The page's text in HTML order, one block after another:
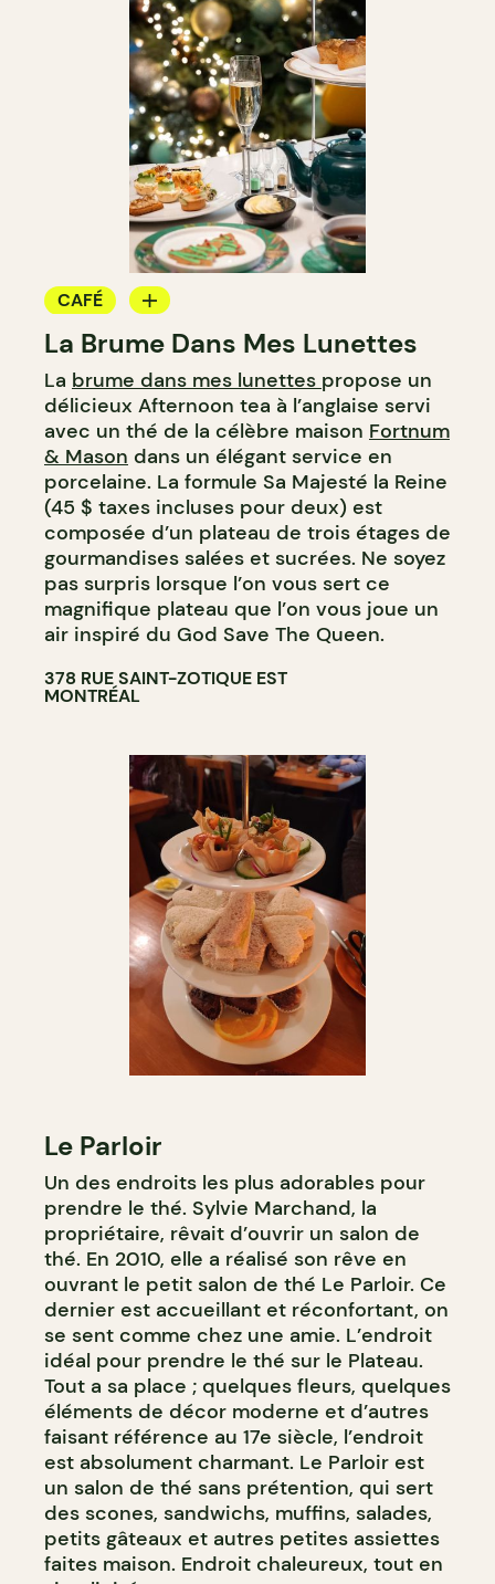
CAFÉ
SALON DE THÉ
COMPTOIR
La Brume Dans Mes Lunettes
La brume dans mes lunettes propose un
délicieux Afternoon tea à l’anglaise servi
avec un thé de la célèbre maison Fortnum
& Mason dans un élégant service en
porcelaine. La formule Sa Majesté la Reine
(45 $ taxes incluses pour deux) est
composée d’un plateau de trois étages de
gourmandises salées et sucrées. Ne soyez
pas surpris lorsque l’on vous sert ce
magnifique plateau que l’on vous joue un
air inspiré du God Save The Queen.
378 RUE SAINT-ZOTIQUE EST
MONTRÉAL
Le Parloir
Un des endroits les plus adorables pour
prendre le thé. Sylvie Marchand, la
propriétaire, rêvait d’ouvrir un salon de
thé. En 2010, elle a réalisé son rêve en
ouvrant le petit salon de thé Le Parloir. Ce
dernier est accueillant et réconfortant, on
se sent comme chez une amie. L’endroit
idéal pour prendre le thé sur le Plateau.
Tout a sa place ; quelques fleurs, quelques
éléments de décor moderne et d’autres
faisant référence au 17e siècle, l’endroit
est absolument charmant. Le Parloir est
un salon de thé sans prétention, qui sert
des scones, sandwichs, muffins, salades,
petits gâteaux et autres petites assiettes
faites maison. Endroit chaleureux, tout en